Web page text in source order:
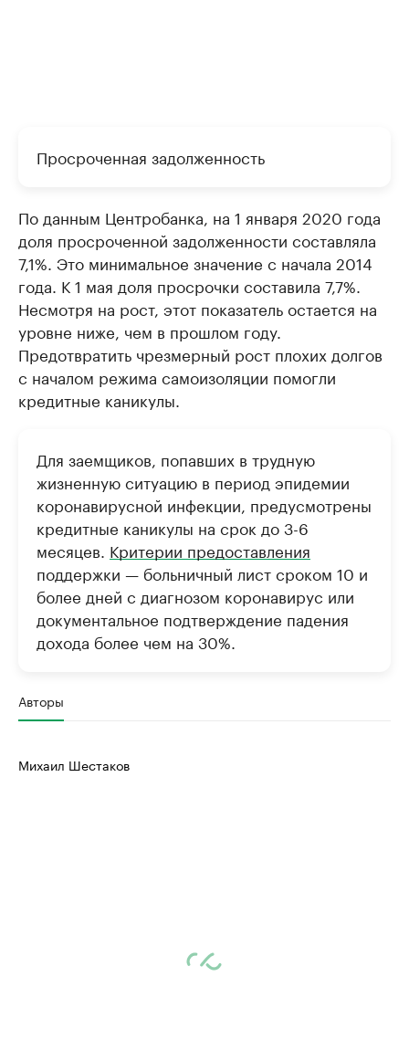
Просроченная задолженность
По данным Центробанка, на 1 января 2020 года
доля просроченной задолженности составляла
7,1%. Это минимальное значение с начала 2014
года. К 1 мая доля просрочки составила 7,7%.
Несмотря на рост, этот показатель остается на
уровне ниже, чем в прошлом году.
Предотвратить чрезмерный рост плохих долгов
с началом режима самоизоляции помогли
кредитные каникулы.
Для заемщиков, попавших в трудную
жизненную ситуацию в период эпидемии
коронавирусной инфекции, предусмотрены
кредитные каникулы на срок до 3-6
месяцев. Критерии предоставления
поддержки — больничный лист сроком 10 и
более дней с диагнозом коронавирус или
документальное подтверждение падения
дохода более чем на 30%.
Авторы
Михаил Шестаков